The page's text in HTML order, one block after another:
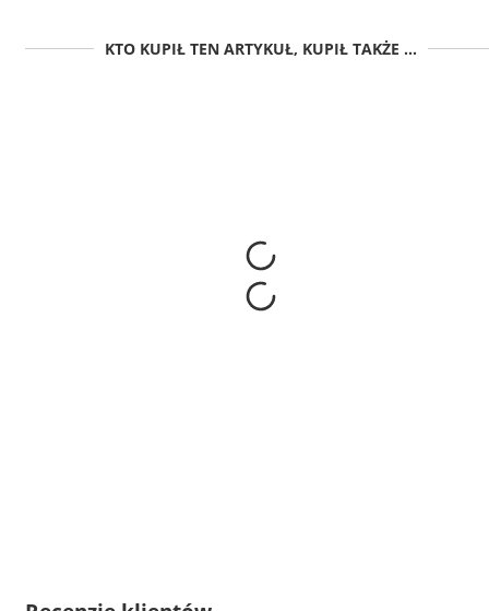
KTO KUPIŁ TEN ARTYKUŁ, KUPIŁ TAKŻE ...